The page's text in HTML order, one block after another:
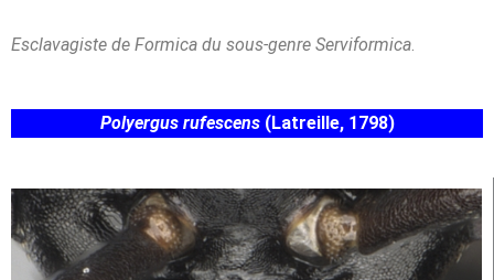
Esclavagiste de Formica du sous-genre Serviformica.
Polyergus rufescens(Latreille, 1798)